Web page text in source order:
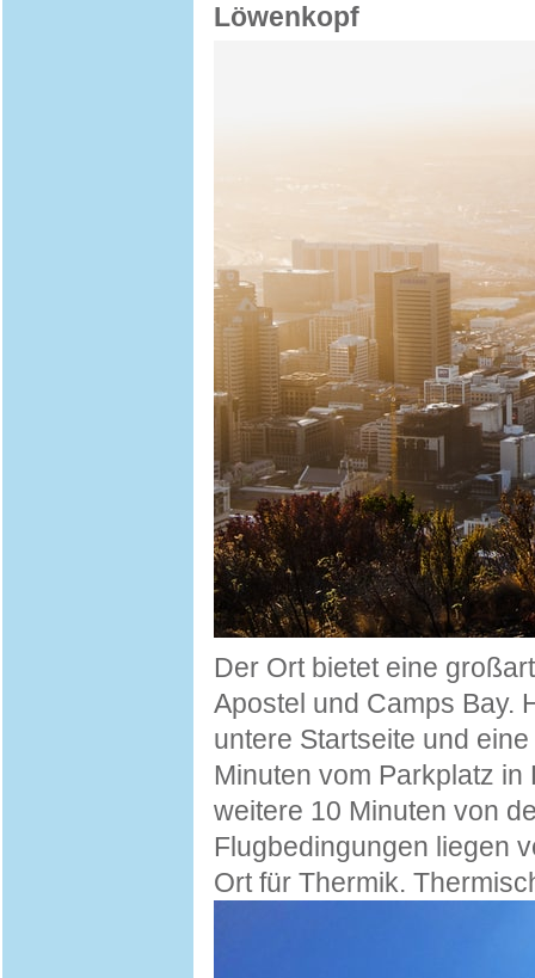
Löwenkopf
Der Ort bietet eine
Apostel und Camps Bay.
untere Startseite und
Minuten vom Parkplatz
weitere 10 Minuten von
Flugbedingungen liegen
Ort für Thermik.